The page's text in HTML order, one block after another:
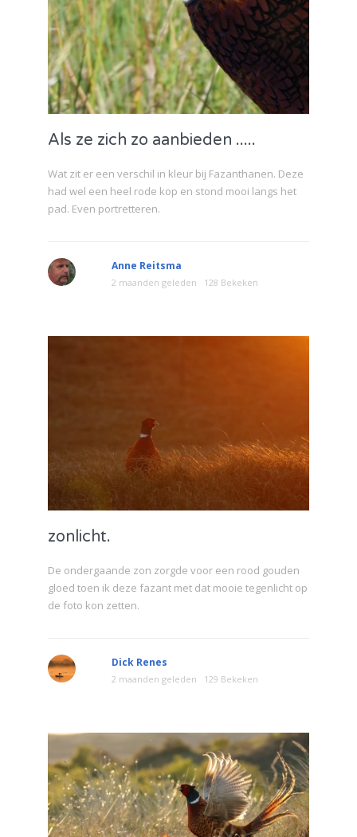
Als ze zich zo aanbieden .....
Wat zit er een verschil in kleur bij Fazanthanen. Deze
had wel een heel rode kop en stond mooi langs het
pad. Even portretteren.
Anne Reitsma
2 maanden geleden 128 Bekeken
zonlicht.
De ondergaande zon zorgde voor een rood gouden
gloed toen ik deze fazant met dat mooie tegenlicht op
de foto kon zetten.
Dick Renes
2 maanden geleden 129 Bekeken